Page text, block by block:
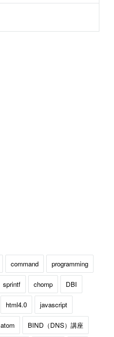
command programming
sprintf chomp DBI
html4.0 javascript
atom BIND（DNS）講座